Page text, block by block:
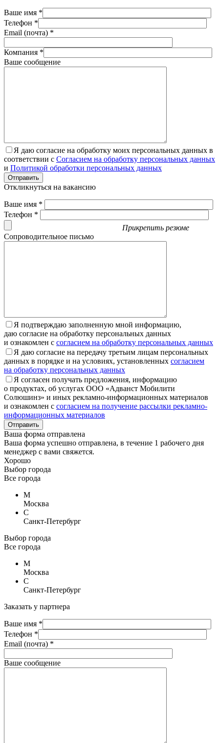
Ваше имя *
Телефон *
Email (почта) *
Компания *
Ваше сообщение
Я даю согласие на обработку моих персональных данных в
соответствии с Согласием на обработку персональных данных
и Политикой обработки персональных данных
Отправить
Откликнуться на вакансию
Ваше имя *
Телефон *
Прикрепить резюме
Сопроводительное письмо
Я подтверждаю заполненную мной информацию,
даю согласие на обработку персональных данных
и ознакомлен с согласием на обработку персональных данных
Я даю согласие на передачу третьим лицам персональных
данных в порядке и на условиях, установленных согласием
на обработку персональных данных
Я согласен получать предложения, информацию
о продуктах, об услугах ООО «Адванст Мобилити
Солюшинз» и иных рекламно-информационных материалов
и ознакомлен с согласием на получение рассылки рекламно-
информационных материалов
Отправить
Ваша форма отправлена
Ваша форма успешно отправлена, в течение 1 рабочего дня
менеджер с вами свяжется.
Хорошо
Выбор города
Все города
М
Москва
С
Санкт-Петербург
Выбор города
Все города
М
Москва
С
Санкт-Петербург
Заказать у партнера
Ваше имя *
Телефон *
Email (почта) *
Ваше сообщение